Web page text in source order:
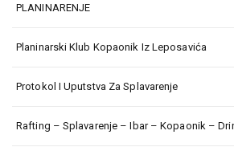
PLANINARENJE
Planinarski Klub Kopaonik Iz Leposavića
Protokol I Uputstva Za Splavarenje
Rafting – Splavarenje – Ibar – Kopaonik –